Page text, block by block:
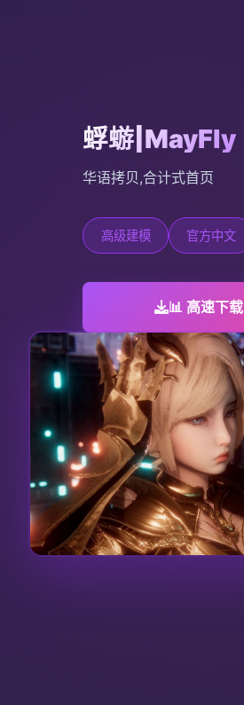
蜉蝣|MayFly
华语拷贝,合计式首页
高级建模 官方中文
📊 高速下载